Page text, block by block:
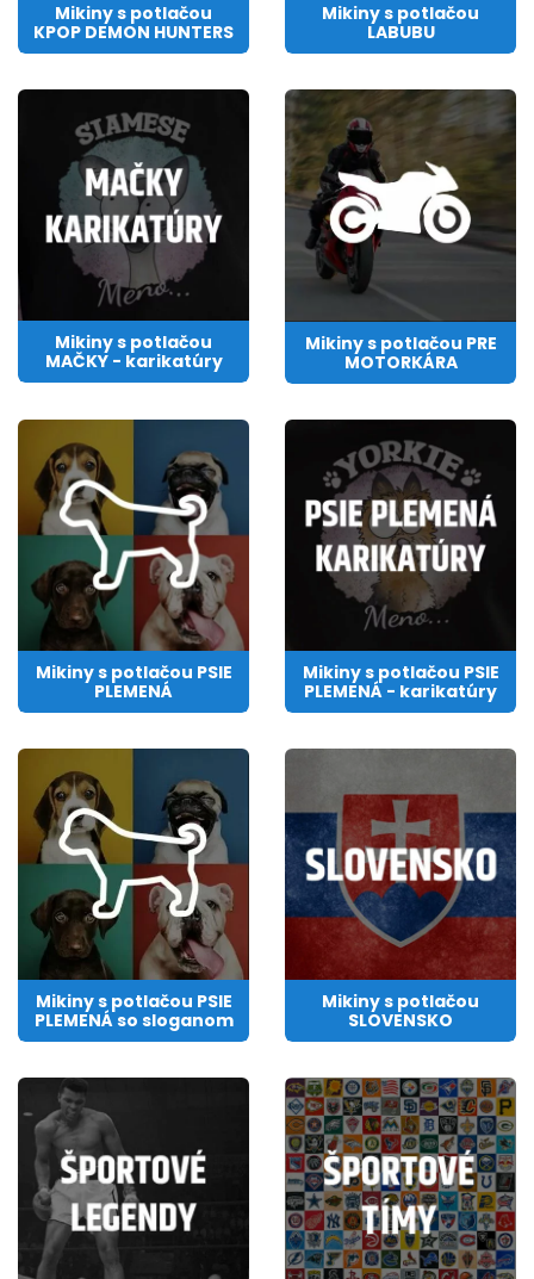
Mikiny s potlačou
KPOP DEMON HUNTERS
Mikiny s potlačou
LABUBU
Mikiny s potlačou
MAČKY - karikatúry
Mikiny s potlačou PRE
MOTORKÁRA
Mikiny s potlačou PSIE
PLEMENÁ
Mikiny s potlačou PSIE
PLEMENÁ - karikatúry
Mikiny s potlačou PSIE
PLEMENÁ so sloganom
Mikiny s potlačou
SLOVENSKO